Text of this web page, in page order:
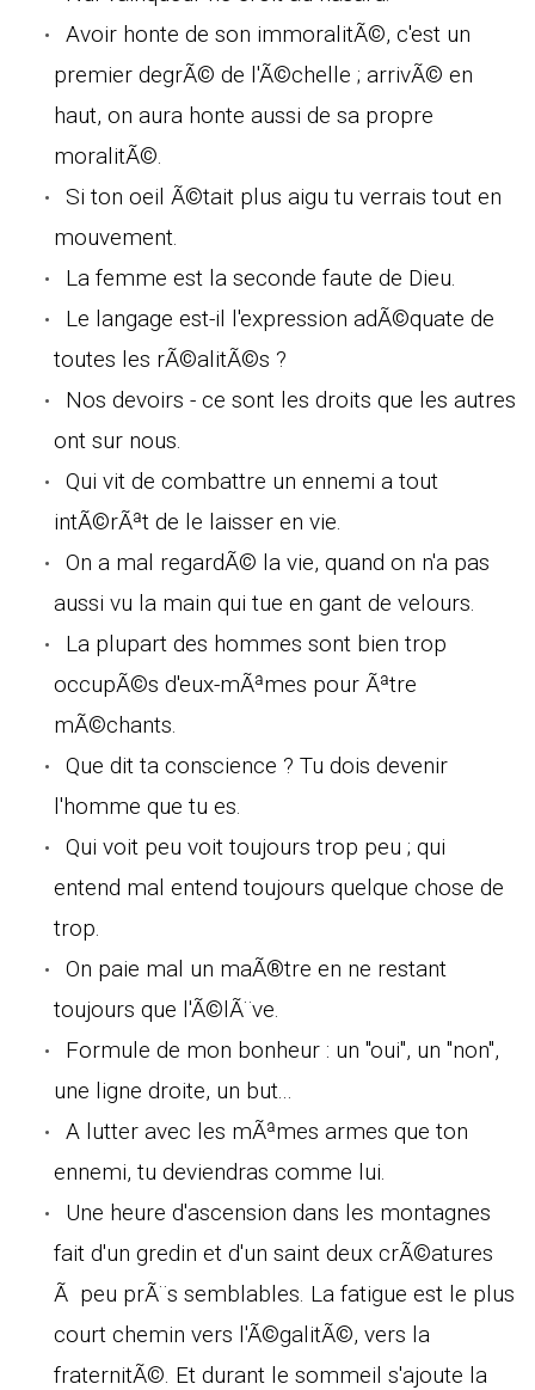
Avoir honte de son immoralitÃ©, c'est un
premier degrÃ© de l'Ã©chelle ; arrivÃ© en
haut, on aura honte aussi de sa propre
moralitÃ©.
Si ton oeil Ã©tait plus aigu tu verrais tout en
mouvement.
La femme est la seconde faute de Dieu.
Le langage est-il l'expression adÃ©quate de
toutes les rÃ©alitÃ©s ?
Nos devoirs - ce sont les droits que les autres
ont sur nous.
Qui vit de combattre un ennemi a tout
intÃ©rÃªt de le laisser en vie.
On a mal regardÃ© la vie, quand on n'a pas
aussi vu la main qui tue en gant de velours.
La plupart des hommes sont bien trop
occupÃ©s d'eux-mÃªmes pour Ãªtre
mÃ©chants.
Que dit ta conscience ? Tu dois devenir
l'homme que tu es.
Qui voit peu voit toujours trop peu ; qui
entend mal entend toujours quelque chose de
trop.
On paie mal un maÃ®tre en ne restant
toujours que l'Ã©lÃ¨ve.
Formule de mon bonheur : un "oui", un "non",
une ligne droite, un but...
A lutter avec les mÃªmes armes que ton
ennemi, tu deviendras comme lui.
Une heure d'ascension dans les montagnes
fait d'un gredin et d'un saint deux crÃ©atures
Ã peu prÃ¨s semblables. La fatigue est le plus
court chemin vers l'Ã©galitÃ©, vers la
fraternitÃ©. Et durant le sommeil s'ajoute la